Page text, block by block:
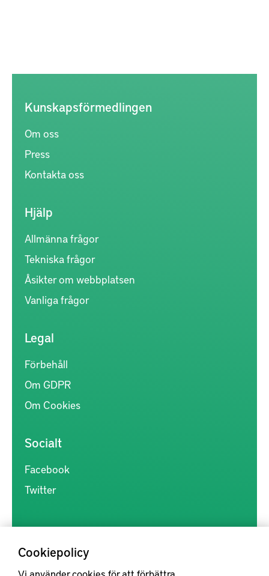
Cookiepolicy
Kunskapsförmedlingen
Om oss
Press
Kontakta oss
Hjälp
Allmänna frågor
Tekniska frågor
Åsikter om webbplatsen
Vanliga frågor
Legal
Förbehåll
Om GDPR
Om Cookies
Socialt
Facebook
Twitter